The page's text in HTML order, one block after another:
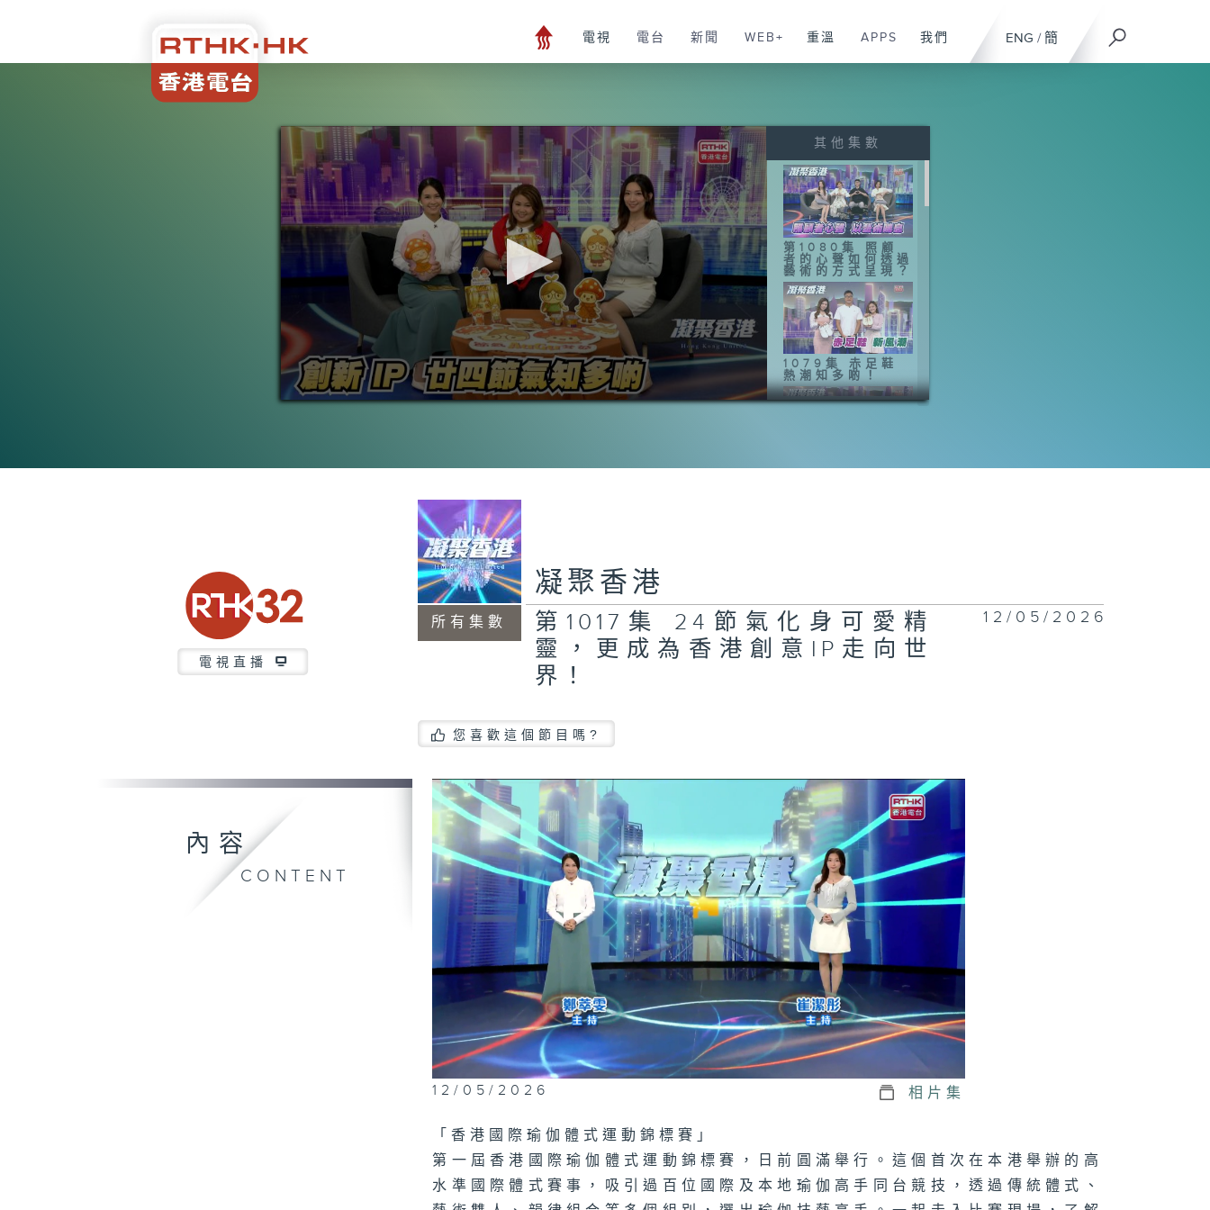
ENG / 簡
電視 電台 新聞 WEB+ 重溫 APPS 我們
0
其他集數
第1080集 照顧
者的心聲如何透過
藝術的方式呈現？
1079集 赤足鞋
熱潮知多啲！
第1078集 AI水
致食道癌？
第1075集 了解
學生心理健康，建
立互相聆聽與分享
的校園文化！
第1074集 木匠鑽
研傳統榫卯，賦予
木頭第二次生命
1073集 屋邨籃球
場如何成為青年的
第1072集 舒緩
腫瘤副作用，中醫
電視直播
所有集數
凝聚香港
第1017集 24節氣化身可愛精
靈，更成為香港創意IP走向世
界！
12/05/2026
您喜歡這個節目嗎?
內容
CONTENT
12/05/2026 相片集
「香港國際瑜伽體式運動錦標賽」
第一屆香港國際瑜伽體式運動錦標賽，日前圓滿舉行。這個首次在本港舉辦的高
水準國際體式賽事，吸引過百位國際及本地瑜伽高手同台競技，透過傳統體式、